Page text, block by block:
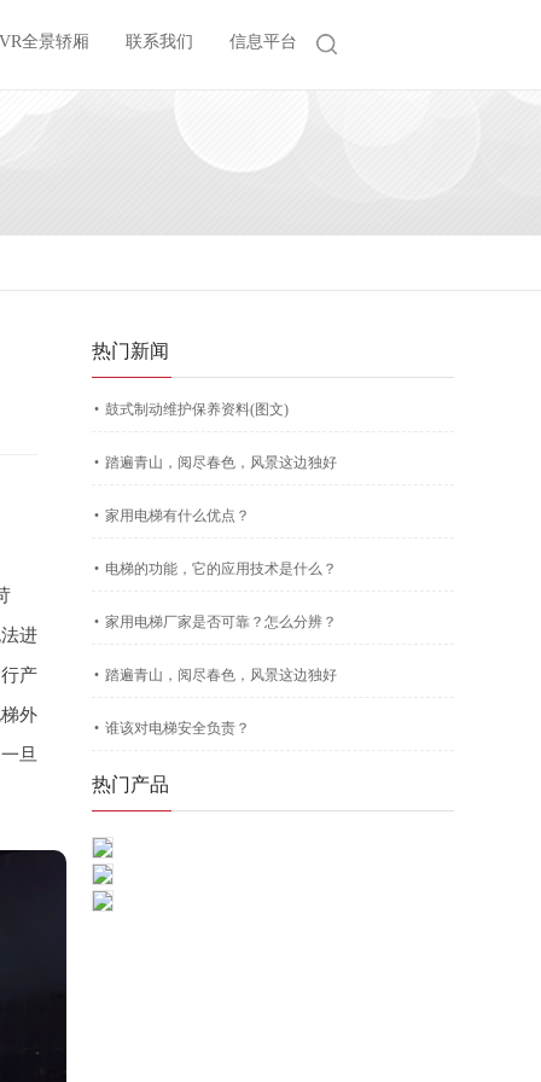
VR全景轿厢 联系我们 信息平台
进
产
外
旦
热门新闻
· 鼓式制动维护保养资料(图文)
· 踏遍青山，阅尽春色，风景这边独好
· 家用电梯有什么优点？
· 电梯的功能，它的应用技术是什么？
· 家用电梯厂家是否可靠？怎么分辨？
· 踏遍青山，阅尽春色，风景这边独好
· 谁该对电梯安全负责？
热门产品